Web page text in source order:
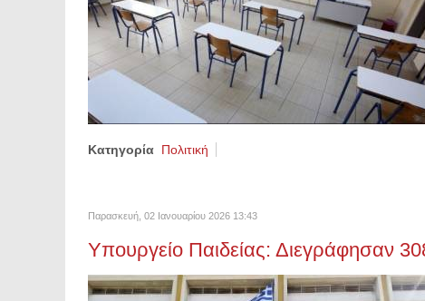
Κατηγορία Πολιτική
Παρασκευή, 02 Ιανουαρίου 2026 13:43
Υπουργείο Παιδείας: Διεγράφησαν